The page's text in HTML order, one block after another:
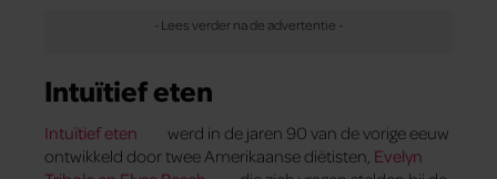
Intuïtief eten
Intuïtief eten
werd in de jaren 90 van de vorige eeuw
ontwikkeld door twee Amerikaanse diëtisten, Evelyn